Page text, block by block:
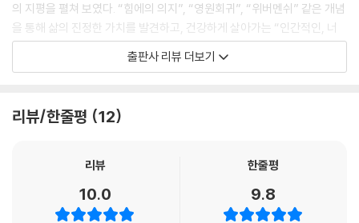
무화과 열매들이 나무에서 떨어진다. 잘 익어 달콤하다. 열매들이 떨어지
면서 그 붉은 껍질이 터진다. 나는 잘 익은 무화과 열매들에 불어닥치는 북
풍이다. 내 벗들이여, 무화과 열매가 떨어지듯 내 가르침도 그대들에게 떨
치는 충만으로부터 아득히 먼 바다를 바라보는 것은 멋진 일이다.
오, 내 형제들이여! 나는 인간의 웃음이 아닌 웃음을 들었다. 이제 어떤 갈
증이, 결코 잠재울 수 없는 동경이 나를 잠식하는구나. 저 웃음에 대한 내
동경이 나를 잠식하는구나. 아, 이제 나는 계속 살아야 한다는 것을 어찌 견
의 지평을 펼쳐 보였다. “힘에의 의지”, “영원회귀”, “위버멘쉬” 같은 개념
을 통해 삶의 진정한 가치를 발견하고, 건강하게 살아가는 “인간적인, 너
무나 인간적인” 삶을 영원히 긍정하는 노래를 남겼다.
담겨있다. 현대의 정신은 이 책에서 발원했다고 해도 과언이 아니다. 『차라
그러나 그 누구를 위한 것도 아닌 책
출판사 리뷰 더보기
리뷰/한줄평 12
리뷰
10.0
한줄평
9.8